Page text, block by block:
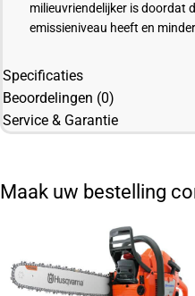
milieuvriendelijker is doordat
emissieniveau heeft en
Specificaties
Beoordelingen (0)
Service & Garantie
Maak uw bestelling